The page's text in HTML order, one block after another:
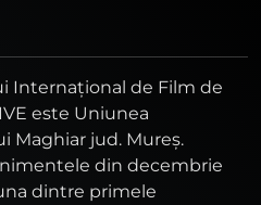
Internaţional de Film de
este Uniunea
Maghiar jud. Mureş.
din decembrie
dintre primele